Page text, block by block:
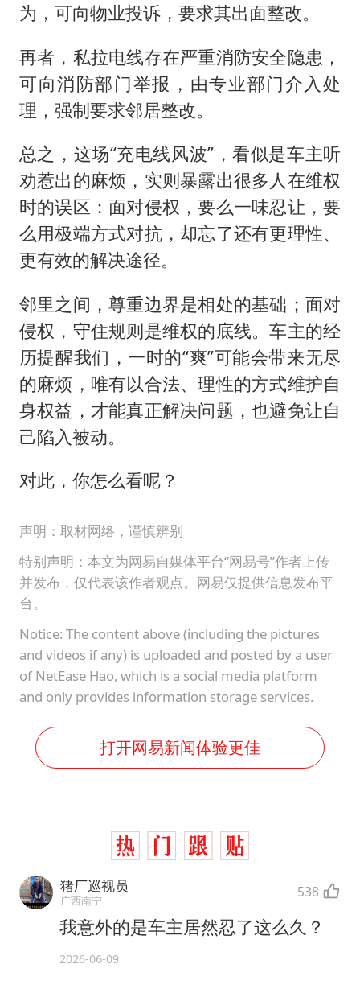
为，可向物业投诉，要求其出面整改。
再者，私拉电线存在严重消防安全隐患，
可向消防部门举报，由专业部门介入处
理，强制要求邻居整改。
总之，这场“充电线风波”，看似是车主听
劝惹出的麻烦，实则暴露出很多人在维权
时的误区：面对侵权，要么一味忍让，要
么用极端方式对抗，却忘了还有更理性、
更有效的解决途径。
邻里之间，尊重边界是相处的基础；面对
侵权，守住规则是维权的底线。车主的经
历提醒我们，一时的“爽”可能会带来无尽
的麻烦，唯有以合法、理性的方式维护自
身权益，才能真正解决问题，也避免让自
己陷入被动。
对此，你怎么看呢？
声明：取材网络，谨慎辨别
特别声明：本文为网易自媒体平台“网易号”作者上传
并发布，仅代表该作者观点。网易仅提供信息发布平
台。
Notice: The content above (including the pictures
and videos if any) is uploaded and posted by a user
of NetEase Hao, which is a social media platform
and only provides information storage services.
打开网易新闻体验更佳
猪厂巡视员
广西南宁 538
我意外的是车主居然忍了这么久？
2026-06-09